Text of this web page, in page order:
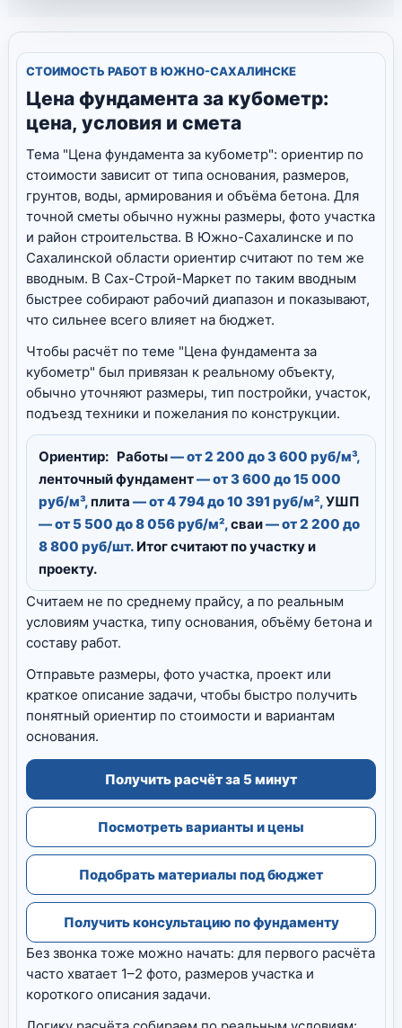
СТОИМОСТЬ РАБОТ В ЮЖНО-САХАЛИНСКЕ
Цена фундамента за кубометр:
цена, условия и смета
Тема "Цена фундамента за кубометр": ориентир по
стоимости зависит от типа основания, размеров,
грунтов, воды, армирования и объёма бетона. Для
точной сметы обычно нужны размеры, фото участка
и район строительства. В Южно-Сахалинске и по
Сахалинской области ориентир считают по тем же
вводным. В Сах-Строй-Маркет по таким вводным
быстрее собирают рабочий диапазон и показывают,
что сильнее всего влияет на бюджет.
Чтобы расчёт по теме "Цена фундамента за
кубометр" был привязан к реальному объекту,
обычно уточняют размеры, тип постройки, участок,
подъезд техники и пожелания по конструкции.
Ориентир: Работы— от 2 200 до 3 600 руб/м³,
ленточный фундамент— от 3 600 до 15 000
руб/м³,плита — от 4 794 до 10 391 руб/м²,УШП
— от 5 500 до 8 056 руб/м²,сваи— от 2 200 до
8 800 руб/шт. Итог считают по участку и
проекту.
Считаем не по среднему прайсу, а по реальным
условиям участка, типу основания, объёму бетона и
составу работ.
Отправьте размеры, фото участка, проект или
краткое описание задачи, чтобы быстро получить
понятный ориентир по стоимости и вариантам
основания.
Получить расчёт за 5 минут
Посмотреть варианты и цены
Подобрать материалы под бюджет
Получить консультацию по фундаменту
Без звонка тоже можно начать: для первого расчёта
часто хватает 1–2 фото, размеров участка и
короткого описания задачи.